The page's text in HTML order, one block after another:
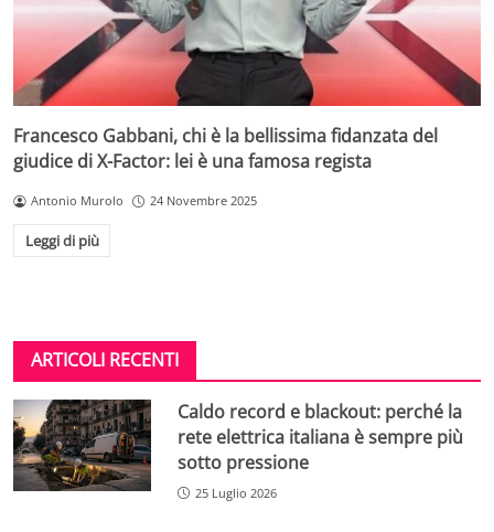
Francesco Gabbani, chi è la bellissima fidanzata del
giudice di X-Factor: lei è una famosa regista
Antonio Murolo 24 Novembre 2025
Leggi di più
ARTICOLI RECENTI
Caldo record e blackout: perché la
rete elettrica italiana è sempre più
sotto pressione
25 Luglio 2026